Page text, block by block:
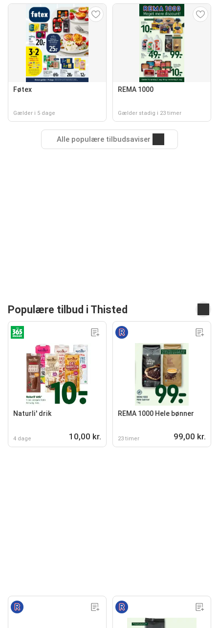
Føtex
Gælder i 5 dage
REMA 1000
Gælder stadig i 23 timer
Alle populære tilbudsaviser
Populære tilbud i Thisted
Naturli' drik
4 dage 10,00 kr.
REMA 1000 Hele bønner
23 timer 99,00 kr.